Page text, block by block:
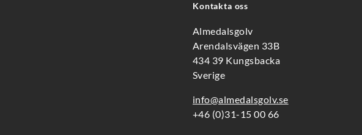
Kontakta oss
Almedalsgolv
Arendalsvägen 33B
434 39 Kungsbacka
Sverige
info@almedalsgolv.se
+46 (0)31-15 00 66